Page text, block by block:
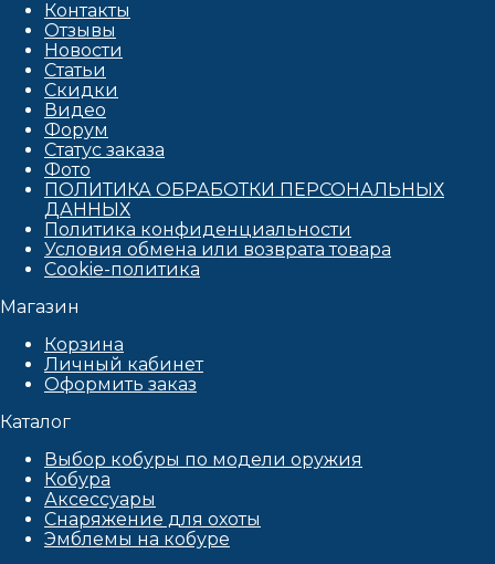
Контакты
Отзывы
Новости
Статьи
Скидки
Видео
Форум
Статус заказа
Фото
ПОЛИТИКА ОБРАБОТКИ ПЕРСОНАЛЬНЫХ
ДАННЫХ​
Политика конфиденциальности
Условия обмена или возврата товара
Cookie-политика
Магазин
Корзина
Личный кабинет
Оформить заказ
Каталог
Выбор кобуры по модели оружия
Кобура
Аксессуары
Снаряжение для охоты
Эмблемы на кобуре